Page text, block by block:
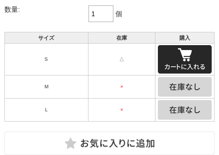
数量:
個
サイズ 在庫 購入
S △
M ×
L ×